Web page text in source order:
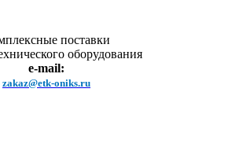
поставки
оборудования
e-mail:
zakaz@etk-oniks.ru